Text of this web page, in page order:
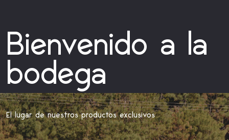
Bienvenido a la
bodega
El lugar de nuestros productos exclusivos